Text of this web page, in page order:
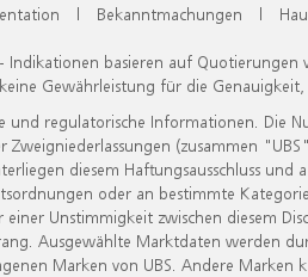
| Bekanntmachungen |
Indikationen basieren auf
Gewährleistung für die
und regulatorische Informationen. Die
Zweigniederlassungen (zusammen
diesem Haftungsausschluss
oder an bestimmte
einer Unstimmigkeit zwischen diesem
Ausgewählte Marktdaten werden
Marken von UBS. Andere Marken